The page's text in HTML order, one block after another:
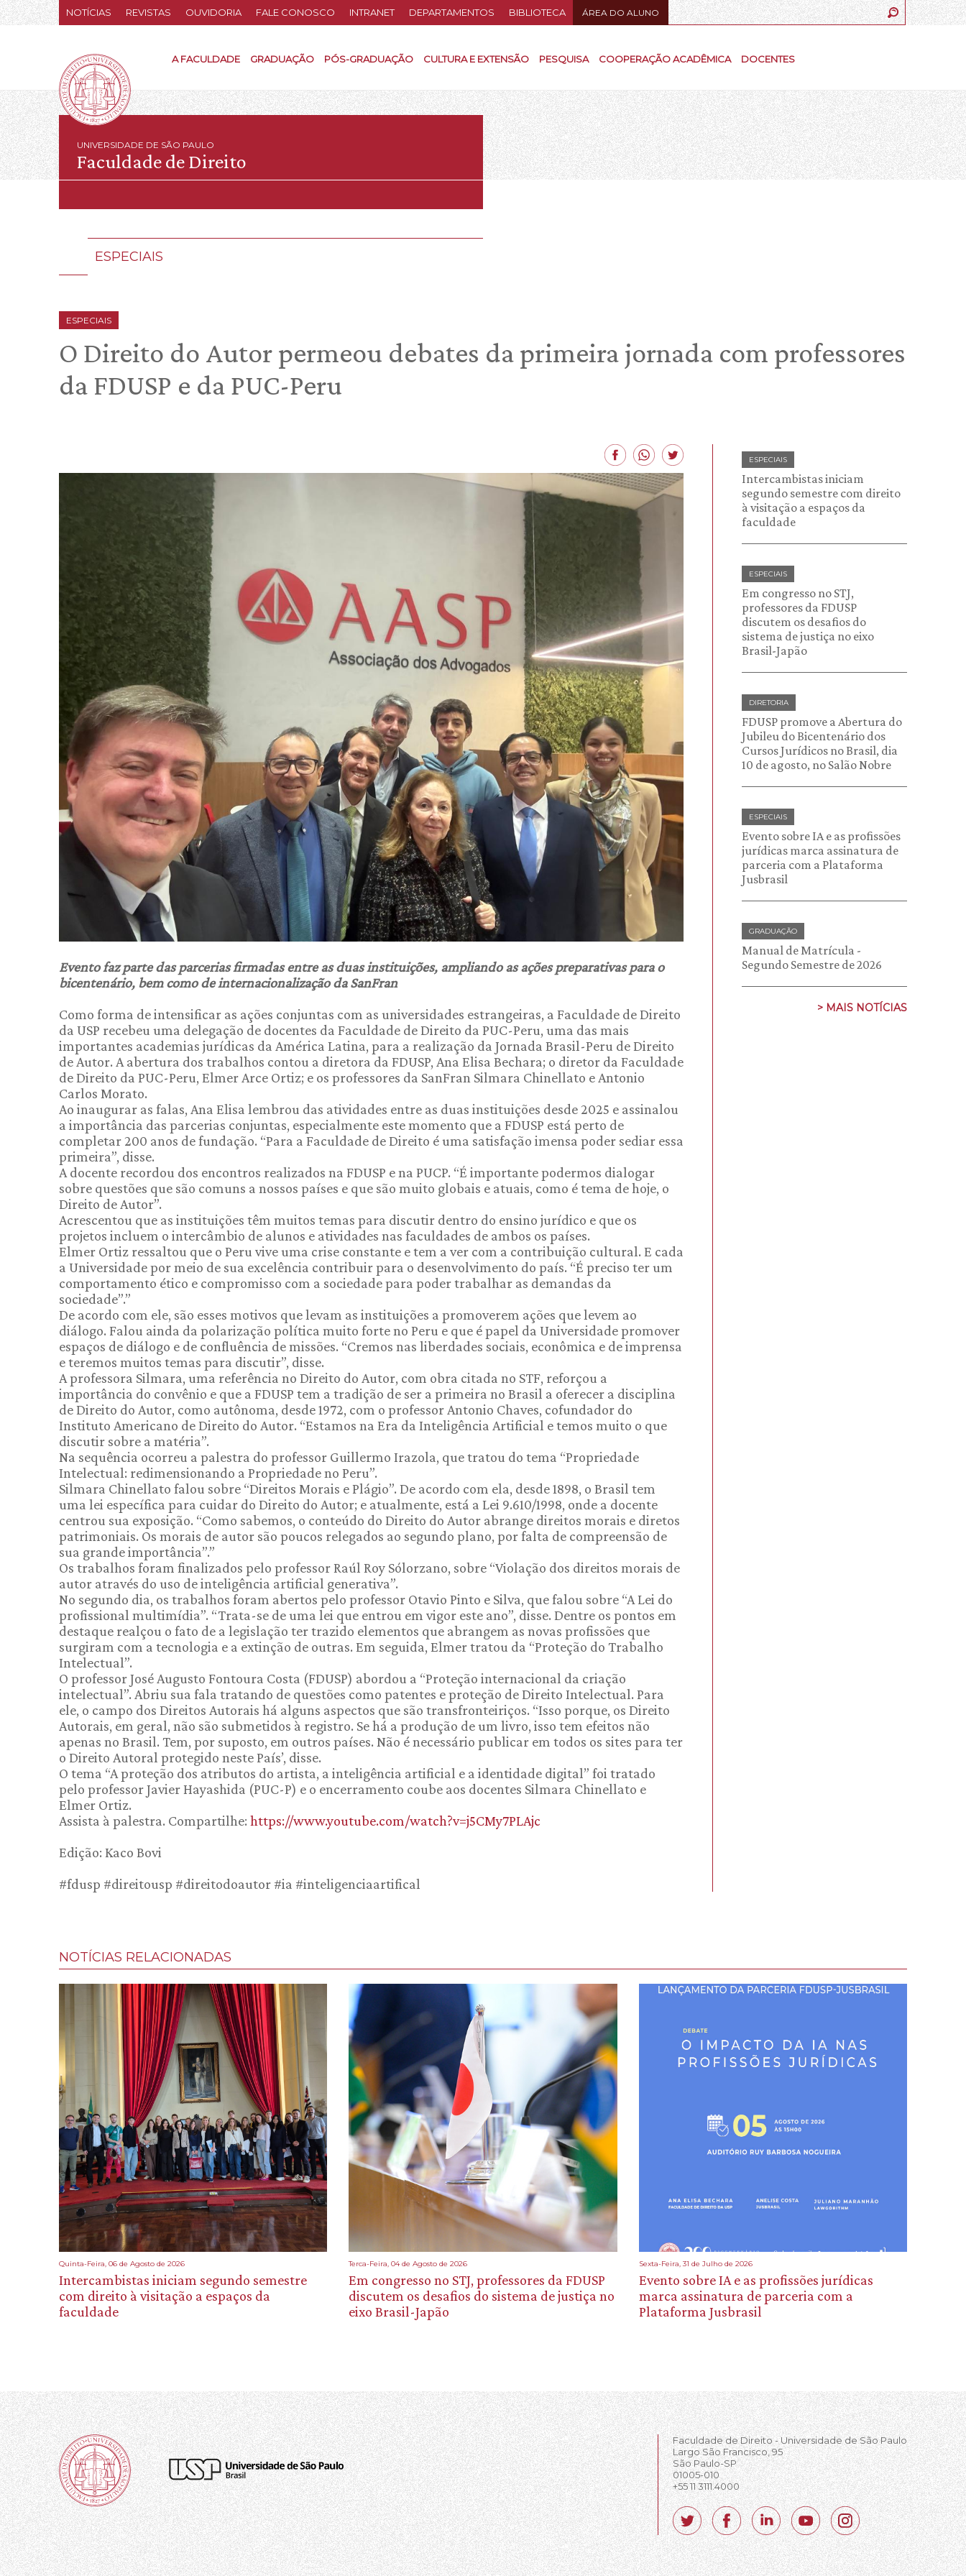
NOTÍCIAS REVISTAS OUVIDORIA FALE CONOSCO INTRANET DEPARTAMENTOS BIBLIOTECA ÁREA DO ALUNO
A FACULDADE GRADUAÇÃO PÓS-GRADUAÇÃO CULTURA E EXTENSÃO PESQUISA COOPERAÇÃO ACADÊMICA DOCENTES
UNIVERSIDADE DE SÃO PAULO
Faculdade de Direito
ESPECIAIS
ESPECIAIS
O Direito do Autor permeou debates da primeira jornada com professores
da FDUSP e da PUC-Peru
Evento faz parte das parcerias firmadas entre as duas instituições, ampliando as ações preparativas para o
bicentenário, bem como de internacionalização da SanFran
Como forma de intensificar as ações conjuntas com as universidades estrangeiras, a Faculdade de Direito
da USP recebeu uma delegação de docentes da Faculdade de Direito da PUC-Peru, uma das mais
importantes academias jurídicas da América Latina, para a realização da Jornada Brasil-Peru de Direito
de Autor. A abertura dos trabalhos contou a diretora da FDUSP, Ana Elisa Bechara; o diretor da Faculdade
de Direito da PUC-Peru, Elmer Arce Ortiz; e os professores da SanFran Silmara Chinellato e Antonio
Carlos Morato.
Ao inaugurar as falas, Ana Elisa lembrou das atividades entre as duas instituições desde 2025 e assinalou
a importância das parcerias conjuntas, especialmente este momento que a FDUSP está perto de
completar 200 anos de fundação. “Para a Faculdade de Direito é uma satisfação imensa poder sediar essa
primeira”, disse.
A docente recordou dos encontros realizados na FDUSP e na PUCP. “É importante podermos dialogar
sobre questões que são comuns a nossos países e que são muito globais e atuais, como é tema de hoje, o
Direito de Autor”.
Acrescentou que as instituições têm muitos temas para discutir dentro do ensino jurídico e que os
projetos incluem o intercâmbio de alunos e atividades nas faculdades de ambos os países.
Elmer Ortiz ressaltou que o Peru vive uma crise constante e tem a ver com a contribuição cultural. E cada
a Universidade por meio de sua excelência contribuir para o desenvolvimento do país. “É preciso ter um
comportamento ético e compromisso com a sociedade para poder trabalhar as demandas da
sociedade”.”
De acordo com ele, são esses motivos que levam as instituições a promoverem ações que levem ao
diálogo. Falou ainda da polarização política muito forte no Peru e que é papel da Universidade promover
espaços de diálogo e de confluência de missões. “Cremos nas liberdades sociais, econômica e de imprensa
e teremos muitos temas para discutir”, disse.
A professora Silmara, uma referência no Direito do Autor, com obra citada no STF, reforçou a
importância do convênio e que a FDUSP tem a tradição de ser a primeira no Brasil a oferecer a disciplina
de Direito do Autor, como autônoma, desde 1972, com o professor Antonio Chaves, cofundador do
Instituto Americano de Direito do Autor. “Estamos na Era da Inteligência Artificial e temos muito o que
discutir sobre a matéria”.
Na sequência ocorreu a palestra do professor Guillermo Irazola, que tratou do tema “Propriedade
Intelectual: redimensionando a Propriedade no Peru”.
Silmara Chinellato falou sobre “Direitos Morais e Plágio”. De acordo com ela, desde 1898, o Brasil tem
uma lei específica para cuidar do Direito do Autor; e atualmente, está a Lei 9.610/1998, onde a docente
centrou sua exposição. “Como sabemos, o conteúdo do Direito do Autor abrange direitos morais e diretos
patrimoniais. Os morais de autor são poucos relegados ao segundo plano, por falta de compreensão de
sua grande importância”.”
Os trabalhos foram finalizados pelo professor Raúl Roy Sólorzano, sobre “Violação dos direitos morais de
autor através do uso de inteligência artificial generativa”.
No segundo dia, os trabalhos foram abertos pelo professor Otavio Pinto e Silva, que falou sobre “A Lei do
profissional multimídia”. “Trata-se de uma lei que entrou em vigor este ano”, disse. Dentre os pontos em
destaque realçou o fato de a legislação ter trazido elementos que abrangem as novas profissões que
surgiram com a tecnologia e a extinção de outras. Em seguida, Elmer tratou da “Proteção do Trabalho
Intelectual”.
O professor José Augusto Fontoura Costa (FDUSP) abordou a “Proteção internacional da criação
intelectual”. Abriu sua fala tratando de questões como patentes e proteção de Direito Intelectual. Para
ele, o campo dos Direitos Autorais há alguns aspectos que são transfronteiriços. “Isso porque, os Direito
Autorais, em geral, não são submetidos à registro. Se há a produção de um livro, isso tem efeitos não
apenas no Brasil. Tem, por suposto, em outros países. Não é necessário publicar em todos os sites para ter
o Direito Autoral protegido neste País’, disse.
O tema “A proteção dos atributos do artista, a inteligência artificial e a identidade digital” foi tratado
pelo professor Javier Hayashida (PUC-P) e o encerramento coube aos docentes Silmara Chinellato e
Elmer Ortiz.
Assista à palestra. Compartilhe: https://www.youtube.com/watch?v=j5CMy7PLAjc
Edição: Kaco Bovi
#fdusp #direitousp #direitodoautor #ia #inteligenciaartifical
ESPECIAIS
Intercambistas iniciam
segundo semestre com direito
à visitação a espaços da
faculdade
ESPECIAIS
Em congresso no STJ,
professores da FDUSP
discutem os desafios do
sistema de justiça no eixo
Brasil-Japão
DIRETORIA
FDUSP promove a Abertura do
Jubileu do Bicentenário dos
Cursos Jurídicos no Brasil, dia
10 de agosto, no Salão Nobre
ESPECIAIS
Evento sobre IA e as profissões
jurídicas marca assinatura de
parceria com a Plataforma
Jusbrasil
GRADUAÇÃO
Manual de Matrícula -
Segundo Semestre de 2026
> MAIS NOTÍCIAS
NOTÍCIAS RELACIONADAS
Quinta-Feira, 06 de Agosto de 2026
Intercambistas iniciam segundo semestre
com direito à visitação a espaços da
faculdade
Terca-Feira, 04 de Agosto de 2026
Em congresso no STJ, professores da FDUSP
discutem os desafios do sistema de justiça no
eixo Brasil-Japão
Sexta-Feira, 31 de Julho de 2026
Evento sobre IA e as profissões jurídicas
marca assinatura de parceria com a
Plataforma Jusbrasil
Faculdade de Direito - Universidade de São Paulo
Largo São Francisco, 95
São Paulo-SP
01005-010
+55 11 3111.4000